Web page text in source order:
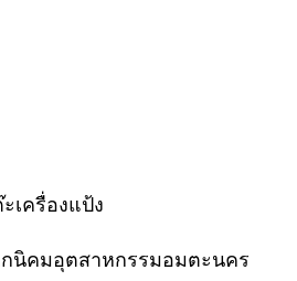
เครื่องแป้ง
กนิคมอุตสาหกรรมอมตะนคร